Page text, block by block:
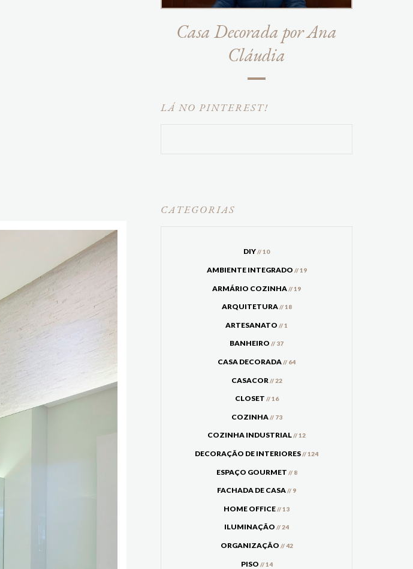
Casa Decorada por Ana
Cláudia
LÁ NO PINTEREST!
CATEGORIAS
DIY// 10
AMBIENTE INTEGRADO // 19
ARMÁRIO COZINHA// 19
ARQUITETURA// 18
ARTESANATO// 1
BANHEIRO// 37
CASA DECORADA// 64
CASACOR // 22
CLOSET // 16
COZINHA// 73
COZINHA INDUSTRIAL// 12
DECORAÇÃO DE INTERIORES// 124
ESPAÇO GOURMET // 8
FACHADA DE CASA// 9
HOME OFFICE// 13
ILUMINAÇÃO// 24
ORGANIZAÇÃO // 42
PISO // 14